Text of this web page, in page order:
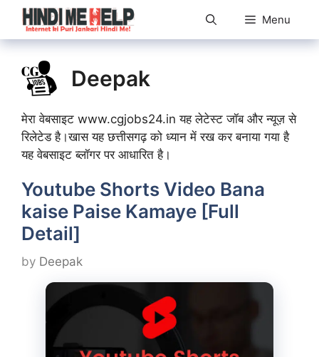
Skip
content
Menu
Deepak
मेरा वेबसाइट www.cgjobs24.in यह लेटेस्ट जॉब और न्यूज़ से
रिलेटेड है।खास यह छत्तीसगढ़ को ध्यान में रख कर बनाया गया है
यह वेबसाइट ब्लॉगर पर आधारित है।
Youtube Shorts Video Bana
kaise Paise Kamaye [Full
Detail]
by Deepak